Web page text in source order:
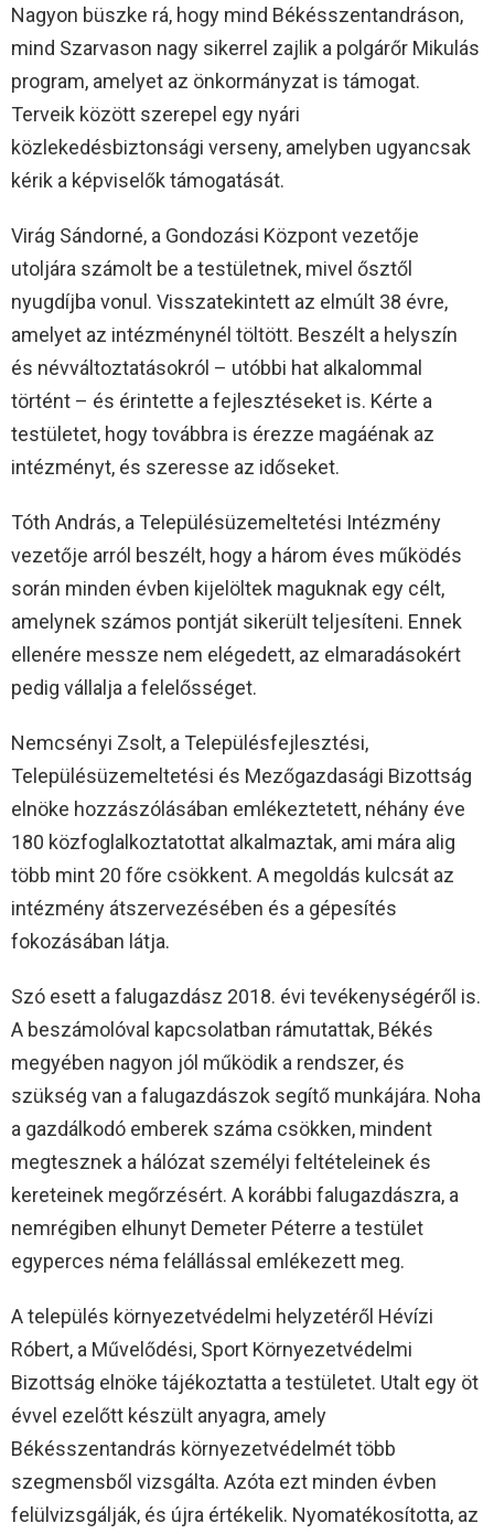
Nagyon büszke rá, hogy mind Békésszentandráson,
mind Szarvason nagy sikerrel zajlik a polgárőr Mikulás
program, amelyet az önkormányzat is támogat.
Terveik között szerepel egy nyári
közlekedésbiztonsági verseny, amelyben ugyancsak
kérik a képviselők támogatását.
Virág Sándorné, a Gondozási Központ vezetője
utoljára számolt be a testületnek, mivel ősztől
nyugdíjba vonul. Visszatekintett az elmúlt 38 évre,
amelyet az intézménynél töltött. Beszélt a helyszín
és névváltoztatásokról – utóbbi hat alkalommal
történt – és érintette a fejlesztéseket is. Kérte a
testületet, hogy továbbra is érezze magáénak az
intézményt, és szeresse az időseket.
Tóth András, a Településüzemeltetési Intézmény
vezetője arról beszélt, hogy a három éves működés
során minden évben kijelöltek maguknak egy célt,
amelynek számos pontját sikerült teljesíteni. Ennek
ellenére messze nem elégedett, az elmaradásokért
pedig vállalja a felelősséget.
Nemcsényi Zsolt, a Településfejlesztési,
Településüzemeltetési és Mezőgazdasági Bizottság
elnöke hozzászólásában emlékeztetett, néhány éve
180 közfoglalkoztatottat alkalmaztak, ami mára alig
több mint 20 főre csökkent. A megoldás kulcsát az
intézmény átszervezésében és a gépesítés
fokozásában látja.
Szó esett a falugazdász 2018. évi tevékenységéről is.
A beszámolóval kapcsolatban rámutattak, Békés
megyében nagyon jól működik a rendszer, és
szükség van a falugazdászok segítő munkájára. Noha
a gazdálkodó emberek száma csökken, mindent
megtesznek a hálózat személyi feltételeinek és
kereteinek megőrzésért. A korábbi falugazdászra, a
nemrégiben elhunyt Demeter Péterre a testület
egyperces néma felállással emlékezett meg.
A település környezetvédelmi helyzetéről Hévízi
Róbert, a Művelődési, Sport Környezetvédelmi
Bizottság elnöke tájékoztatta a testületet. Utalt egy öt
évvel ezelőtt készült anyagra, amely
Békésszentandrás környezetvédelmét több
szegmensből vizsgálta. Azóta ezt minden évben
felülvizsgálják, és újra értékelik. Nyomatékosította, az